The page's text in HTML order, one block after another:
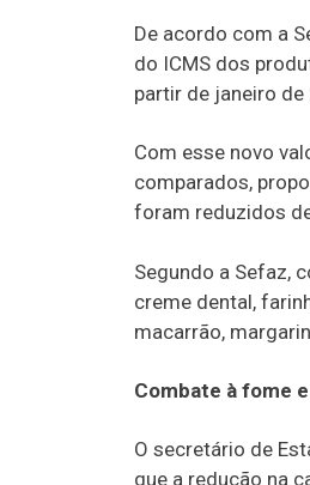
De acordo com a
do ICMS dos
partir de janeiro de
Com esse novo
comparados,
foram reduzidos
Segundo a Sefaz,
creme dental,
macarrão,
Combate à fome
O secretário de
que a redução na